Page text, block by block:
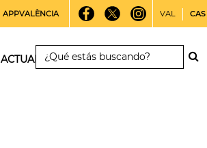
APPVALÈNCIA VAL CAS
ACTUALIDAD